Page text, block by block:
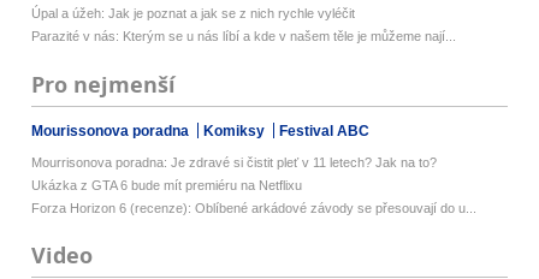
Úpal a úžeh: Jak je poznat a jak se z nich rychle vyléčit
Parazité v nás: Kterým se u nás líbí a kde v našem těle je můžeme nají...
Pro nejmenší
Mourissonova poradna Komiksy Festival ABC
Mourrisonova poradna: Je zdravé si čistit pleť v 11 letech? Jak na to?
Ukázka z GTA 6 bude mít premiéru na Netflixu
Forza Horizon 6 (recenze): Oblíbené arkádové závody se přesouvají do u...
Video